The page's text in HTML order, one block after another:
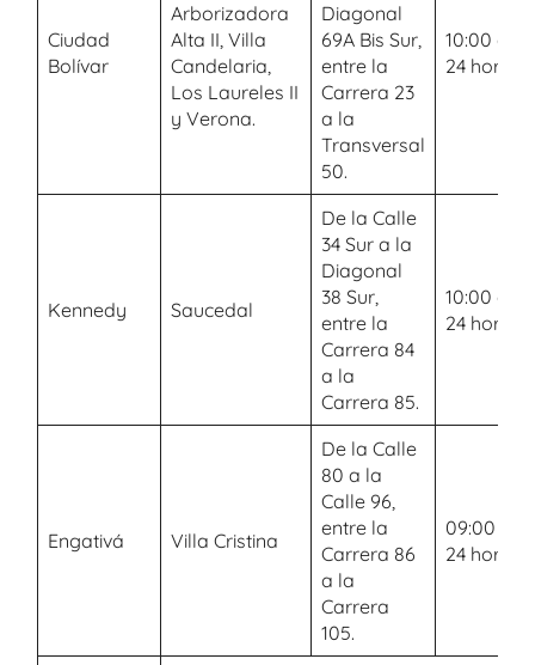
Ciudad
Bolívar
Arborizadora
Alta II, Villa
Candelaria,
Los Laureles II
y Verona.
Diagonal
69A Bis Sur,
entre la
Carrera 23
a la
Transversal
50.
10:00 a.m.
24 horas
Kennedy Saucedal
De la Calle
34 Sur a la
Diagonal
38 Sur,
entre la
Carrera 84
a la
Carrera 85.
10:00 a.m.
24 horas
Engativá Villa Cristina
De la Calle
80 a la
Calle 96,
entre la
Carrera 86
a la
Carrera
105.
09:00
24 horas